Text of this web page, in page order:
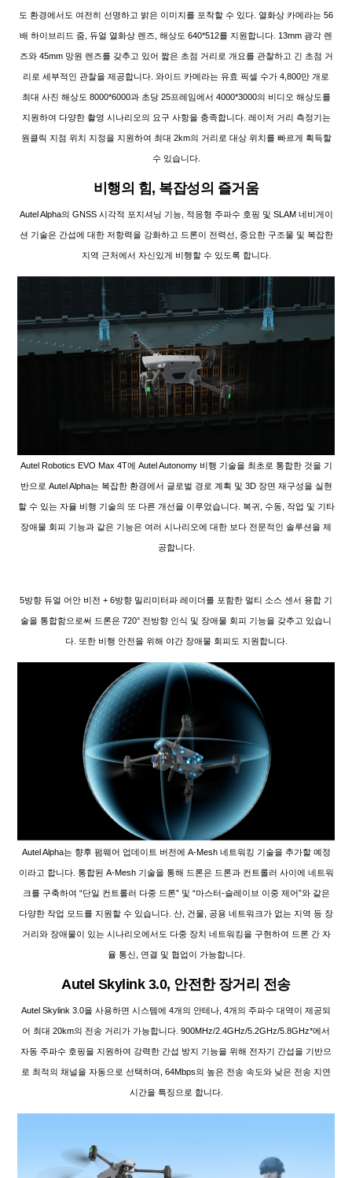
도 환경에서도 여전히 선명하고 밝은 이미지를 포착할 수 있다. 열화상 카메라는 56
배 하이브리드 줌, 듀얼 열화상 렌즈, 해상도 640*512를 지원합니다. 13mm 광각 렌
즈와 45mm 망원 렌즈를 갖추고 있어 짧은 초점 거리로 개요를 관찰하고 긴 초점 거
리로 세부적인 관찰을 제공합니다. 와이드 카메라는 유효 픽셀 수가 4,800만 개로
최대 사진 해상도 8000*6000과 초당 25프레임에서 4000*3000의 비디오 해상도를
지원하여 다양한 촬영 시나리오의 요구 사항을 충족합니다. 레이저 거리 측정기는
원클릭 지점 위치 지정을 지원하여 최대 2km의 거리로 대상 위치를 빠르게 획득할
수 있습니다.
비행의 힘, 복잡성의 즐거움
Autel Alpha의 GNSS 시각적 포지셔닝 기능, 적응형 주파수 호핑 및 SLAM 네비게이
션 기술은 간섭에 대한 저항력을 강화하고 드론이 전력선, 중요한 구조물 및 복잡한
지역 근처에서 자신있게 비행할 수 있도록 합니다.
Autel Robotics EVO Max 4T에 Autel Autonomy 비행 기술을 최초로 통합한 것을 기
반으로 Autel Alpha는 복잡한 환경에서 글로벌 경로 계획 및 3D 장면 재구성을 실현
할 수 있는 자율 비행 기술의 또 다른 개선을 이루었습니다. 복귀, 수동, 작업 및 기타
장애물 회피 기능과 같은 기능은 여러 시나리오에 대한 보다 전문적인 솔루션을 제
공합니다.
5방향 듀얼 어안 비전 + 6방향 밀리미터파 레이더를 포함한 멀티 소스 센서 융합 기
술을 통합함으로써 드론은 720° 전방향 인식 및 장애물 회피 기능을 갖추고 있습니
다. 또한 비행 안전을 위해 야간 장애물 회피도 지원합니다.
Autel Alpha는 향후 펌웨어 업데이트 버전에 A-Mesh 네트워킹 기술을 추가할 예정
이라고 합니다. 통합된 A-Mesh 기술을 통해 드론은 드론과 컨트롤러 사이에 네트워
크를 구축하여 “단일 컨트롤러 다중 드론” 및 “마스터-슬레이브 이중 제어”와 같은
다양한 작업 모드를 지원할 수 있습니다. 산, 건물, 공용 네트워크가 없는 지역 등 장
거리와 장애물이 있는 시나리오에서도 다중 장치 네트워킹을 구현하여 드론 간 자
율 통신, 연결 및 협업이 가능합니다.
Autel Skylink 3.0, 안전한 장거리 전송
Autel Skylink 3.0을 사용하면 시스템에 4개의 안테나, 4개의 주파수 대역이 제공되
어 최대 20km의 전송 거리가 가능합니다. 900MHz/2.4GHz/5.2GHz/5.8GHz*에서
자동 주파수 호핑을 지원하여 강력한 간섭 방지 기능을 위해 전자기 간섭을 기반으
로 최적의 채널을 자동으로 선택하며, 64Mbps의 높은 전송 속도와 낮은 전송 지연
시간을 특징으로 합니다.